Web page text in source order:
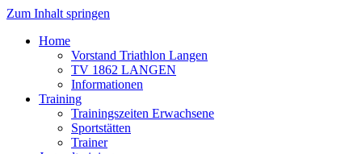
Zum Inhalt springen
Home
Vorstand Triathlon Langen
TV 1862 LANGEN
Informationen
Training
Trainingszeiten Erwachsene
Sportstätten
Trainer